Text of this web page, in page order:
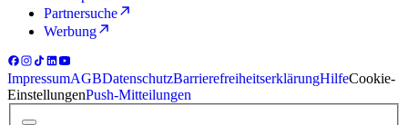
Partnersuche
Werbung
ImpressumAGBDatenschutzBarrierefreiheitserklärungHilfeCookie-
EinstellungenPush-Mitteilungen